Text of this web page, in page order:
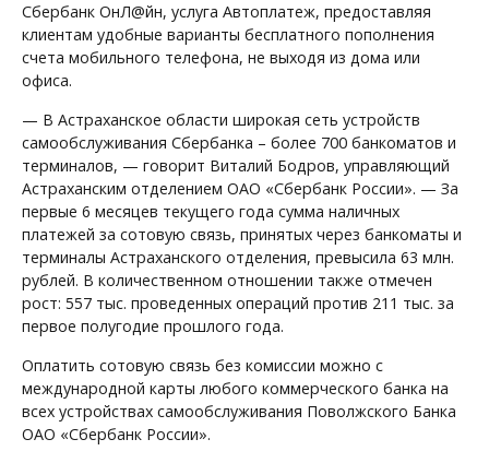
Сбербанк ОнЛ@йн, услуга Автоплатеж, предоставляя
клиентам удобные варианты бесплатного пополнения
счета мобильного телефона, не выходя из дома или
офиса.
— В Астраханское области широкая сеть устройств
самообслуживания Сбербанка – более 700 банкоматов и
терминалов, — говорит Виталий Бодров, управляющий
Астраханским отделением ОАО «Сбербанк России». — За
первые 6 месяцев текущего года сумма наличных
платежей за сотовую связь, принятых через банкоматы и
терминалы Астраханского отделения, превысила 63 млн.
рублей. В количественном отношении также отмечен
рост: 557 тыс. проведенных операций против 211 тыс. за
первое полугодие прошлого года.
Оплатить сотовую связь без комиссии можно с
международной карты любого коммерческого банка на
всех устройствах самообслуживания Поволжского Банка
ОАО «Сбербанк России».